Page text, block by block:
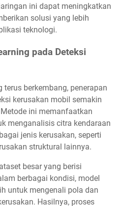
ini dapat meningkatkan
solusi yang lebih
teknologi.
pada Deteksi
berkembang, penerapan
kerusakan mobil semakin
ini memanfaatkan
menganalisis citra kendaraan
jenis kerusakan, seperti
struktural lainnya.
besar yang berisi
berbagai kondisi, model
untuk mengenali pola dan
Hasilnya, proses